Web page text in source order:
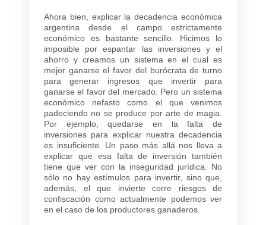
Ahora bien, explicar la decadencia económica
argentina desde el campo estrictamente
económico es bastante sencillo. Hicimos lo
imposible por espantar las inversiones y el
ahorro y creamos un sistema en el cual es
mejor ganarse el favor del burócrata de turno
para generar ingresos que invertir para
ganarse el favor del mercado. Pero un sistema
económico nefasto como el que venimos
padeciendo no se produce por arte de magia.
Por ejemplo, quedarse en la falta de
inversiones para explicar nuestra decadencia
es insuficiente. Un paso más allá nos lleva a
explicar que esa falta de inversión también
tiene que ver con la inseguridad jurídica. No
sólo no hay estímulos para invertir, sino que,
además, el que invierte corre riesgos de
confiscación como actualmente podemos ver
en el caso de los productores ganaderos.